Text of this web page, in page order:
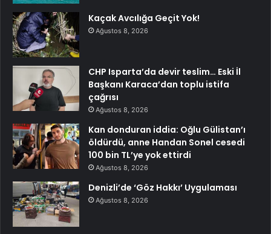
Kaçak Avcılığa Geçit Yok!
Ağustos 8, 2026
CHP Isparta’da devir teslim… Eski İl
Başkanı Karaca’dan toplu istifa
çağrısı
Ağustos 8, 2026
Kan donduran iddia: Oğlu Gülistan’ı
öldürdü, anne Handan Sonel cesedi
100 bin TL’ye yok ettirdi
Ağustos 8, 2026
Denizli’de ‘Göz Hakkı’ Uygulaması
Ağustos 8, 2026